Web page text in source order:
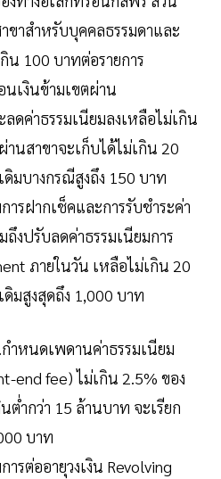
ขาสำหรับบุคคลธรรมดาและ
น 100 บาทต่อรายการ
นเงินข้ามเขตผ่าน
ลดค่าธรรมเนียมลงเหลือไม่เกิน
นสาขาจะเก็บได้ไม่เกิน 20
ดิมบางกรณีสูงถึง 150 บาท
ารฝากเช็คและการรับชำระค่า
ถึงปรับลดค่าธรรมเนียมการ
ภายในวัน เหลือไม่เกิน 20
ดิมสูงสุดถึง 1,000 บาท
ำหนดเพดานค่าธรรมเนียม
end fee) ไม่เกิน 2.5% ของ
ต่ำกว่า 15 ล้านบาท จะเรียก
บาท
ารต่ออายุวงเงิน Revolving